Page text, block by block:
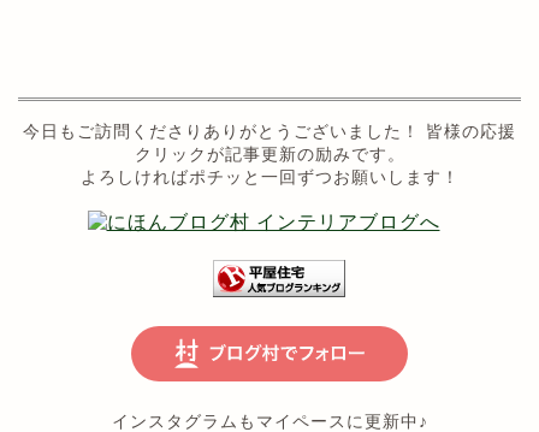
今日もご訪問くださりありがとうございました！ 皆様の応援
クリックが記事更新の励みです。
よろしければポチッと一回ずつお願いします！
インスタグラムもマイペースに更新中♪